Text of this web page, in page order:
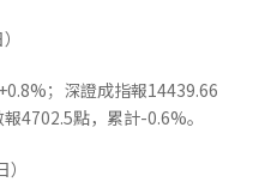
；深證成指報14439.66
4702.5點，累計-0.6%。